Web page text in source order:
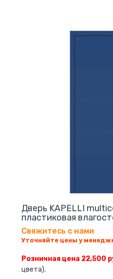
Дверь KAPELLI
пластиковая
Свяжитесь с нами
Уточняйте цены у
Розничная цена 22,500
цвета).